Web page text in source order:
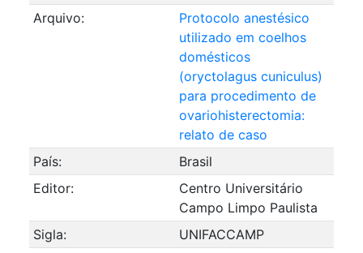
Arquivo:
Protocolo anestésico
utilizado em coelhos
domésticos
(oryctolagus cuniculus)
para procedimento de
ovariohisterectomia:
relato de caso
País:
Brasil
Editor:
Centro Universitário
Campo Limpo Paulista
Sigla:
UNIFACCAMP